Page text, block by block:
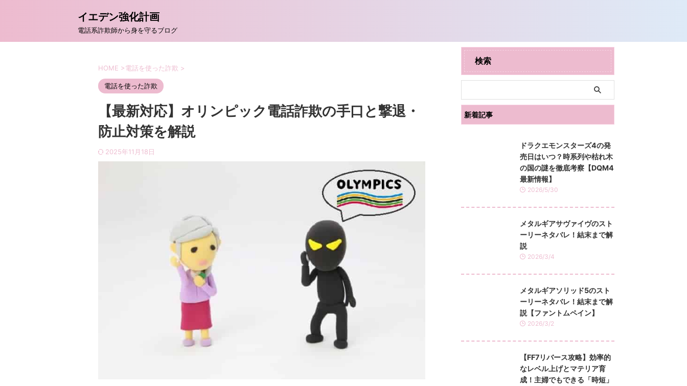
イエデン強化計画
電話系詐欺師から身を守るブログ
HOME >電話を使った詐欺 >
電話を使った詐欺
【最新対応】オリンピック電話詐欺の手口と撃退・
防止対策を解説
2025年11月18日
検索
新着記事
ドラクエモンスターズ4の発
売日はいつ？時系列や枯れ木
の国の謎を徹底考察【DQM4
最新情報】
2026/5/30
メタルギアサヴァイヴのスト
ーリーネタバレ！結末まで解
説
2026/3/4
メタルギアソリッド5のスト
ーリーネタバレ！結末まで解
説【ファントムペイン】
2026/3/2
【FF7リバース攻略】効率的
なレベル上げとマテリア育
成！主婦でもできる「時短」